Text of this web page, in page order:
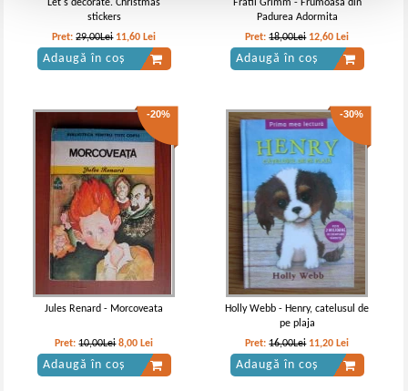
Let's decorate. Christmas
stickers
Pret:29,00Lei 11,60 Lei
Adaugă în coș
Fratii Grimm - Frumoasa din
Padurea Adormita
Pret:18,00Lei 12,60 Lei
Adaugă în coș
-20%
Jules Renard - Morcoveata
Pret:10,00Lei 8,00 Lei
Adaugă în coș
-30%
Holly Webb - Henry, catelusul de
pe plaja
Pret:16,00Lei 11,20 Lei
Adaugă în coș